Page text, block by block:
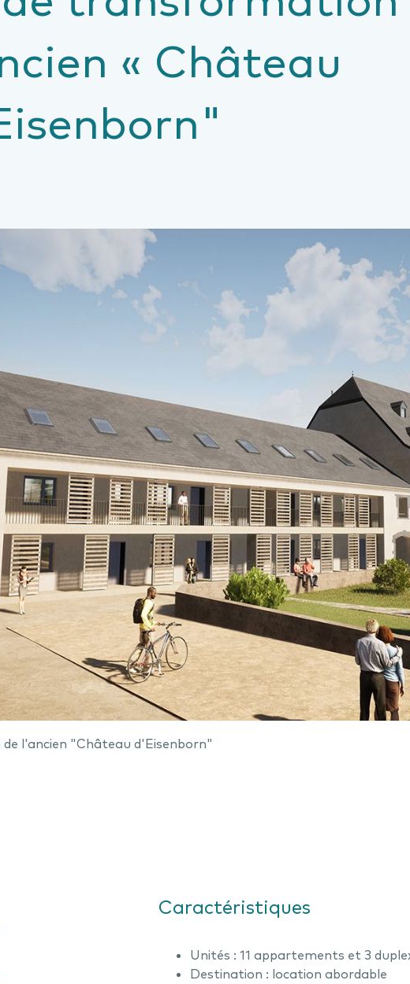
« Château
l'ancien "Château d'Eisenborn"
Caractéristiques
Unités : 11 appartements et 3
Destination : location abordable